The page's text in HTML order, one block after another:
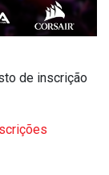
de inscrição